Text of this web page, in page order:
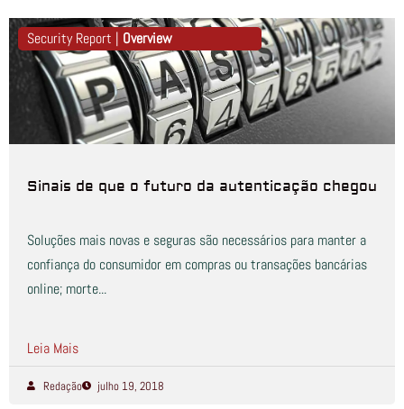
Security Report | Overview
Sinais de que o futuro da autenticação chegou
Soluções mais novas e seguras são necessários para manter a
confiança do consumidor em compras ou transações bancárias
online; morte...
Leia Mais
Redação julho 19, 2018